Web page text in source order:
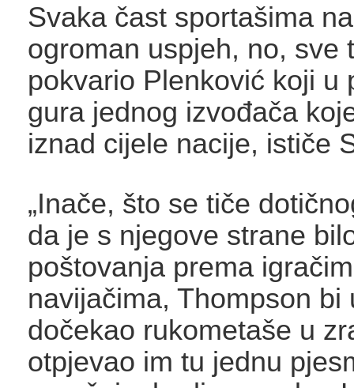
Svaka čast sportašima
ogroman uspjeh, no, sve
pokvario Plenković koji u
gura jednog izvođača
iznad cijele nacije, ističe
„Inače, što se tiče
da je s njegove strane
poštovanja prema
navijačima, Thompson bi
dočekao rukometaše u
otpjevao im tu jednu